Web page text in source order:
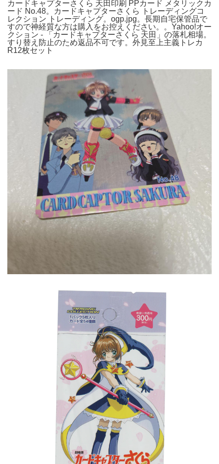
カードキャプターさくら 天田印刷 PPカード メタリックカ
ード No.48。カードキャプターさくら トレーディングコ
レクション トレーディング。ogp.jpg。長期自宅保管品で
すので神経質な方は購入をお控えください。。Yahoo!オー
クション - 「カードキャプターさくら 天田」の落札相場。
すり替え防止のため返品不可です。外見至上主義トレカ
R12枚セット